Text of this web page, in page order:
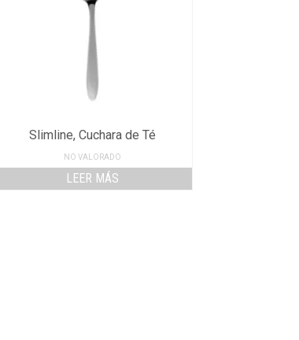
Slimline, Cuchara de Té
NO VALORADO
LEER MÁS